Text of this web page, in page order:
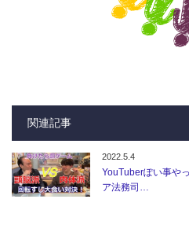
関連記事
2022.5.4
YouTuberぽい事や
ア法務司…